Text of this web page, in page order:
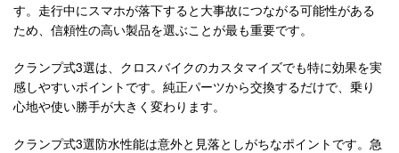
す。走行中にスマホが落下すると大事故につながる可能性がある
ため、信頼性の高い製品を選ぶことが最も重要です。
クランプ式3選は、クロスバイクのカスタマイズでも特に効果を実
感しやすいポイントです。純正パーツから交換するだけで、乗り
心地や使い勝手が大きく変わります。
クランプ式3選防水性能は意外と見落としがちなポイントです。急